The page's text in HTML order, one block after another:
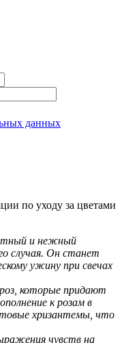
данных
по уходу за цветами
и нежный
случая. Он станет
ужину при свечах
которые придают
к розам в
хризантемы, что
чувств на